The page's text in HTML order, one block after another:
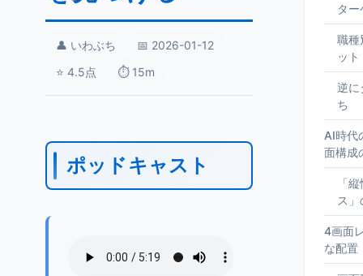
👤 いわぶち
📅 2026-01-12
⭐ 4.5点
⏱️ 15m
ポッドキャスト
タ
職種
ット
逆に
ち
AI時代
面構成
「
ス
4画面
な配置